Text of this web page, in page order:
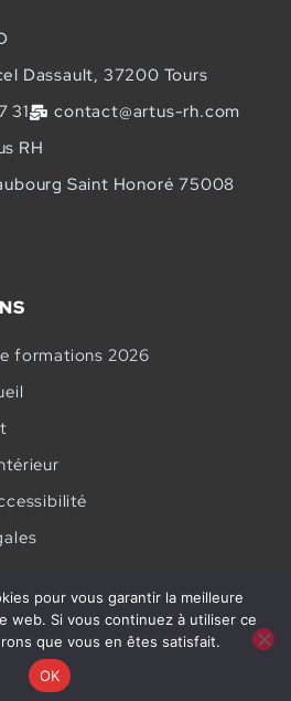
Dassault, 37200 Tours
31
contact@artus-rh.com
RH
Saint Honoré 75008
formations 2026
confidentialité
Reserved. Réalisé pour vous
Audiency.
pour vous garantir la meilleure
web. Si vous continuez à utiliser ce
que vous en êtes satisfait.
OK